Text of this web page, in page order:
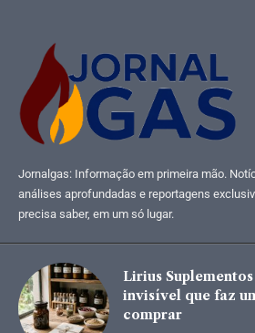
Jornalgas: Informação em primeira mão.
análises aprofundadas e reportagens
precisa saber, em um só lugar.
Lirius
invisível que faz
comprar